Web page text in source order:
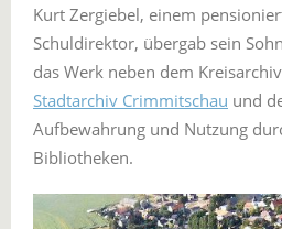
Kurt Zergiebel, einem
Schuldirektor, übergab sein
das Werk neben dem
Stadtarchiv Crimmitschau und
Aufbewahrung und Nutzung
Bibliotheken.